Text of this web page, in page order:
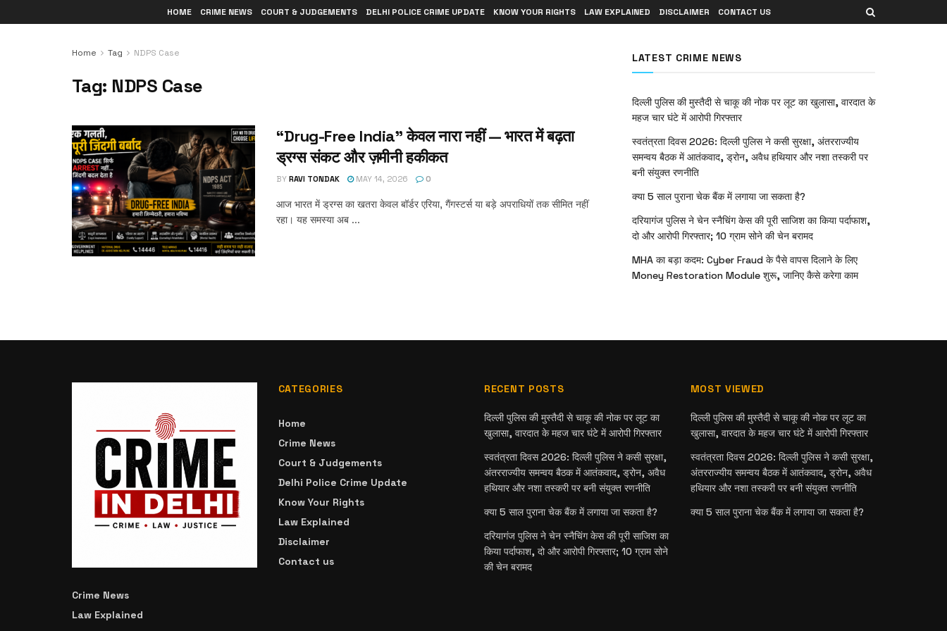
HOME CRIME NEWS COURT & JUDGEMENTS DELHI POLICE CRIME UPDATE KNOW YOUR RIGHTS LAW EXPLAINED DISCLAIMER CONTACT US
Home Tag NDPS Case
Tag: NDPS Case
“Drug-Free India” केवल नारा नहीं — भारत में बढ़ता
ड्रग्स संकट और ज़मीनी हकीकत
BY RAVI TONDAK MAY 14, 2026 0
आज भारत में ड्रग्स का खतरा केवल बॉर्डर एरिया, गैंगस्टर्स या बड़े अपराधियों तक सीमित नहीं
रहा। यह समस्या अब ...
LATEST CRIME NEWS
दिल्ली पुलिस की मुस्तैदी से चाकू की नोक पर लूट का खुलासा, वारदात के
महज चार घंटे में आरोपी गिरफ्तार
स्वतंत्रता दिवस 2026: दिल्ली पुलिस ने कसी सुरक्षा, अंतरराज्यीय
समन्वय बैठक में आतंकवाद, ड्रोन, अवैध हथियार और नशा तस्करी पर
बनी संयुक्त रणनीति
क्या 5 साल पुराना चेक बैंक में लगाया जा सकता है?
दरियागंज पुलिस ने चेन स्नैचिंग केस की पूरी साजिश का किया पर्दाफाश,
दो और आरोपी गिरफ्तार; 10 ग्राम सोने की चेन बरामद
MHA का बड़ा कदम: Cyber Fraud के पैसे वापस दिलाने के लिए
Money Restoration Module शुरू, जानिए कैसे करेगा काम
Crime News
Law Explained
CATEGORIES
Home
Crime News
Court & Judgements
Delhi Police Crime Update
Know Your Rights
Law Explained
Disclaimer
Contact us
RECENT POSTS
दिल्ली पुलिस की मुस्तैदी से चाकू की नोक पर लूट का
खुलासा, वारदात के महज चार घंटे में आरोपी गिरफ्तार
स्वतंत्रता दिवस 2026: दिल्ली पुलिस ने कसी सुरक्षा,
अंतरराज्यीय समन्वय बैठक में आतंकवाद, ड्रोन, अवैध
हथियार और नशा तस्करी पर बनी संयुक्त रणनीति
क्या 5 साल पुराना चेक बैंक में लगाया जा सकता है?
दरियागंज पुलिस ने चेन स्नैचिंग केस की पूरी साजिश का
किया पर्दाफाश, दो और आरोपी गिरफ्तार; 10 ग्राम सोने
की चेन बरामद
MOST VIEWED
दिल्ली पुलिस की मुस्तैदी से चाकू की नोक पर लूट का
खुलासा, वारदात के महज चार घंटे में आरोपी गिरफ्तार
स्वतंत्रता दिवस 2026: दिल्ली पुलिस ने कसी सुरक्षा,
अंतरराज्यीय समन्वय बैठक में आतंकवाद, ड्रोन, अवैध
हथियार और नशा तस्करी पर बनी संयुक्त रणनीति
क्या 5 साल पुराना चेक बैंक में लगाया जा सकता है?